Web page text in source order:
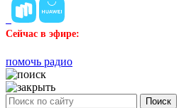
Сейчас в эфире:
помочь радио
Поиск